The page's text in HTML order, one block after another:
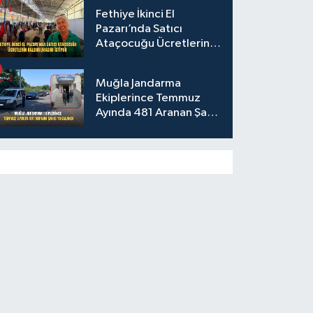
Fethiye İkinci El
Pazarı’nda Satıcı
Ataçocuğu Ücretlerin
Muğla Jandarma
Ekiplerince Temmuz
Ayında 481 Aranan Şahıs